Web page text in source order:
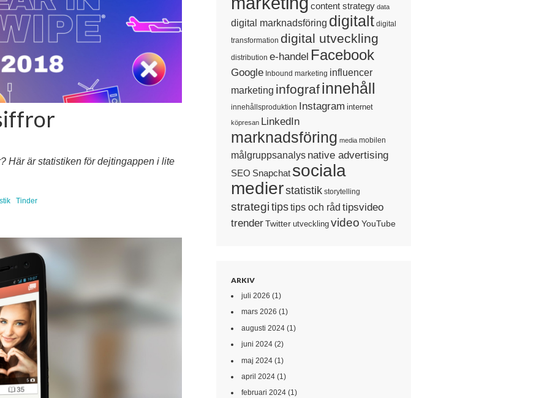
Här är statistiken för dejtingappen i lite
Tinder
content strategy data
digital marknadsföring digitalt digital
transformation digital utveckling
distribution e-handel Facebook
Google Inbound marketing influencer
marketing infografinnehåll
innehållsproduktion Instagram internet
köpresan LinkedIn
marknadsföring media mobilen
målgruppsanalys native advertising
SEO Snapchat sociala
medierstatistik storytelling
strategi tipstips och råd tipsvideo
trender Twitter utveckling video YouTube
ARKIV
juli 2026 (1)
mars 2026 (1)
augusti 2024(1)
juni 2024(2)
maj 2024(1)
april 2024(1)
februari 2024(1)